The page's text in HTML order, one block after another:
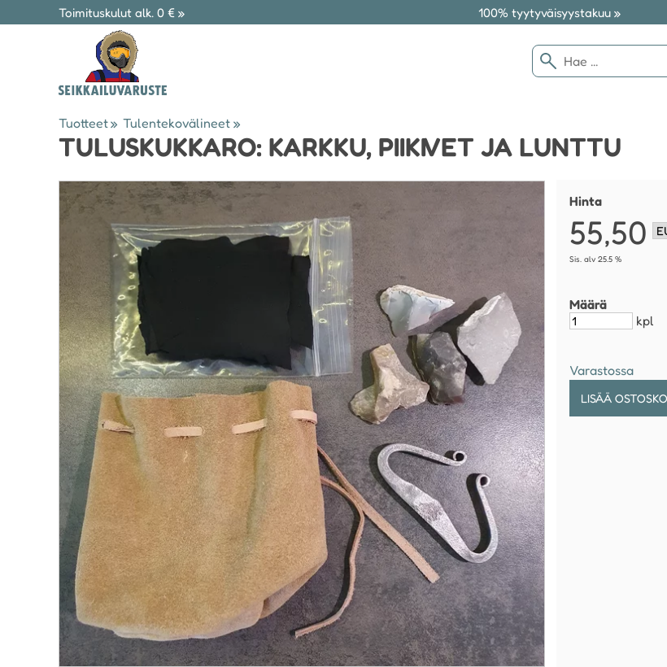
Toimituskulut alk. 0 € » 100% tyytyväisyystakuu »
Tuotteet‪» Tulentekovälineet ‪»
TULUSKUKKARO: KARKKU, PIIKIVET JA LUNTTU
Hinta
55,50
Sis. alv 25.5 %
Määrä
kpl
Varastossa